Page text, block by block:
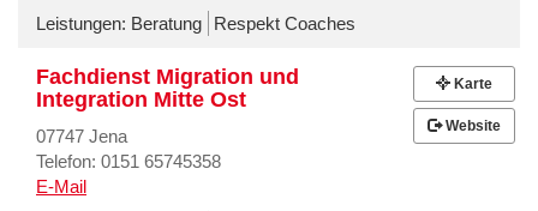
Leistungen: Beratung Respekt Coaches
Fachdienst Migration und
Integration Mitte Ost
07747 Jena
Telefon: 0151 65745358
E-Mail
Karte
Website